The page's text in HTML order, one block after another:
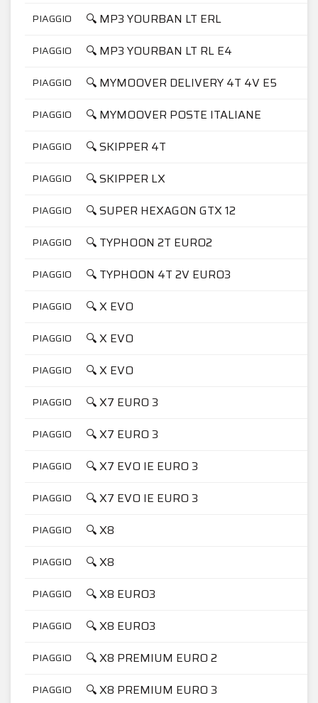
PIAGGIO 🔍 MP3 YOURBAN LT ERL
PIAGGIO 🔍 MP3 YOURBAN LT RL E4
PIAGGIO 🔍 MYMOOVER DELIVERY 4T 4V E5
PIAGGIO 🔍 MYMOOVER POSTE ITALIANE
PIAGGIO 🔍 SKIPPER 4T
PIAGGIO 🔍 SKIPPER LX
PIAGGIO 🔍 SUPER HEXAGON GTX 12
PIAGGIO 🔍 TYPHOON 2T EURO2
PIAGGIO 🔍 TYPHOON 4T 2V EURO3
PIAGGIO 🔍 X EVO
PIAGGIO 🔍 X EVO
PIAGGIO 🔍 X EVO
PIAGGIO 🔍 X7 EURO 3
PIAGGIO 🔍 X7 EURO 3
PIAGGIO 🔍 X7 EVO IE EURO 3
PIAGGIO 🔍 X7 EVO IE EURO 3
PIAGGIO 🔍 X8
PIAGGIO 🔍 X8
PIAGGIO 🔍 X8 EURO3
PIAGGIO 🔍 X8 EURO3
PIAGGIO 🔍 X8 PREMIUM EURO 2
PIAGGIO 🔍 X8 PREMIUM EURO 3